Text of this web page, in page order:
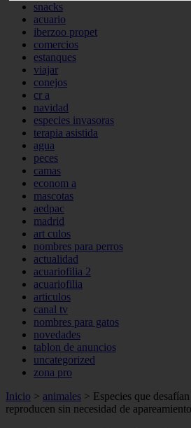
snacks
acuario
iberzoo propet
comercios
estanques
viajar
conejos
cr a
navidad
especies invasoras
terapia asistida
agua
peces
camas
econom a
mascotas
aedpac
madrid
art culos
nombres para perros
actualidad
acuariofilia 2
acuariofilia
articulos
canal tv
nombres para gatos
novedades
tablon de anuncios
uncategorized
zona pro
Inicio > animales > Especies que
reproducen sin necesidad de apareamiento